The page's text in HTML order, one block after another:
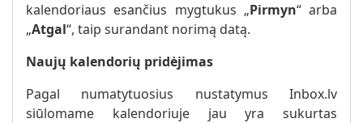
kalendoriaus esančius mygtukus „Pirmyn“ arba
„Atgal“, taip surandant norimą datą.
Naujų kalendorių pridėjimas
Pagal numatytuosius nustatymus Inbox.lv
siūlomame kalendoriuje jau yra sukurtas